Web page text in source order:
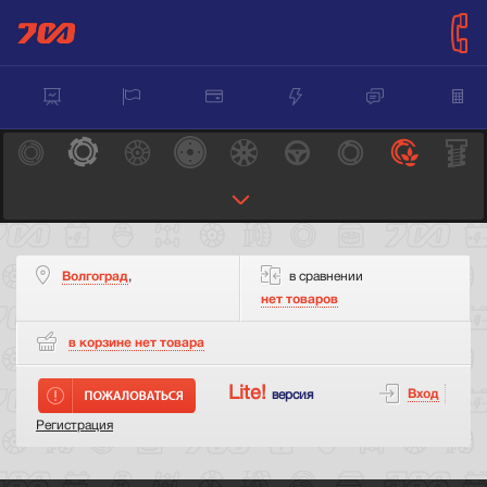
Волгоград,
в сравнении
нет товаров
в корзине нет товара
Lite! версия Вход
Регистрация